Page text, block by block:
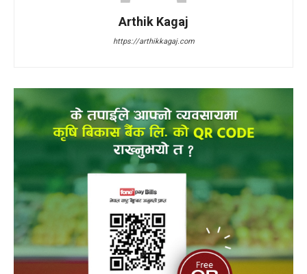
Arthik Kagaj
https://arthikkagaj.com